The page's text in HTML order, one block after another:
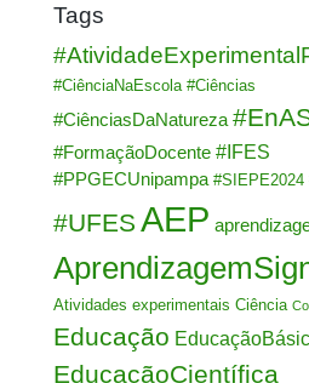
Tags
#CiênciaNaEscola #Ciências
#CiênciasDaNatureza
#FormaçãoDocente #IFES
#PPGECUnipampa #SIEPE2024
#UFES AEP
Atividades experimentais Ciência
Educação
EducaçãoCientífica